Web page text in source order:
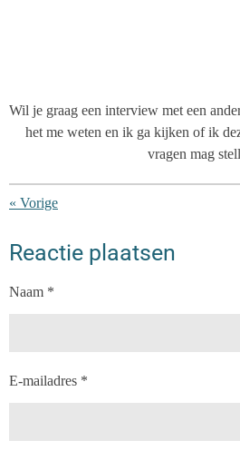
Wil je graag een interview met een
het me weten en ik ga kijken of ik
vragen mag
« Vorige
Reactie plaatsen
Naam *
E-mailadres *